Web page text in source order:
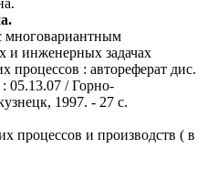
многовариантным
и инженерных задачах
процессов : автореферат дис.
: 05.13.07 / Горно-
1997. - 27 с.
процессов и производств ( в